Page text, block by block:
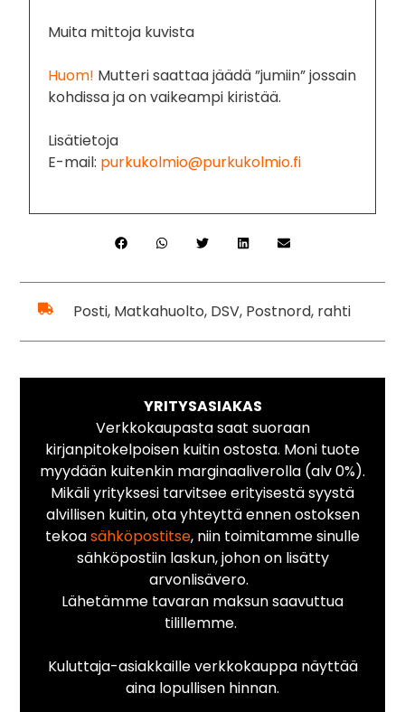
Muita mittoja kuvista
Huom! Mutteri saattaa jäädä ”jumiin” jossain
kohdissa ja on vaikeampi kiristää.
Lisätietoja
E-mail: purkukolmio@purkukolmio.fi
Posti, Matkahuolto, DSV, Postnord, rahti
YRITYSASIAKAS
Verkkokaupasta saat suoraan
kirjanpitokelpoisen kuitin ostosta. Moni tuote
myydään kuitenkin marginaaliverolla (alv 0%).
Mikäli yrityksesi tarvitsee erityisestä syystä
alvillisen kuitin, ota yhteyttä ennen ostoksen
tekoasähköpostitse, niin toimitamme sinulle
sähköpostiin laskun, johon on lisätty
arvonlisävero.
Lähetämme tavaran maksun saavuttua
tilillemme.
Kuluttaja-asiakkaille verkkokauppa näyttää
aina lopullisen hinnan.